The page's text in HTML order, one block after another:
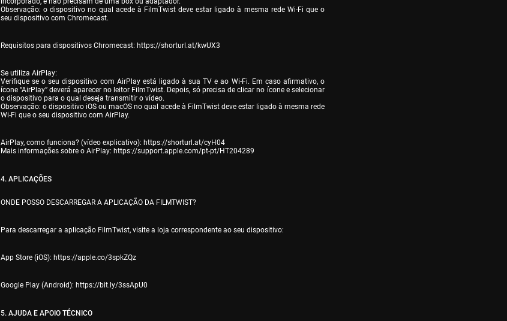
Observação: o dispositivo no qual acede à FilmTwist deve estar ligado à mesma rede Wi-Fi que o
seu dispositivo com Chromecast.
Requisitos para dispositivos Chromecast: https://shorturl.at/kwUX3
Se utiliza AirPlay:
Verifique se o seu dispositivo com AirPlay está ligado à sua TV e ao Wi-Fi. Em caso afirmativo, o
ícone “AirPlay” deverá aparecer no leitor FilmTwist. Depois, só precisa de clicar no ícone e selecionar
o dispositivo para o qual deseja transmitir o vídeo.
Observação: o dispositivo iOS ou macOS no qual acede à FilmTwist deve estar ligado à mesma rede
Wi-Fi que o seu dispositivo com AirPlay.
AirPlay, como funciona? (vídeo explicativo): https://shorturl.at/cyH04
Mais informações sobre o AirPlay: https://support.apple.com/pt-pt/HT204289
4. APLICAÇÕES
ONDE POSSO DESCARREGAR A APLICAÇÃO DA FILMTWIST?
Para descarregar a aplicação FilmTwist, visite a loja correspondente ao seu dispositivo:
App Store (iOS): https://apple.co/3spkZQz
Google Play (Android): https://bit.ly/3ssApU0
5. AJUDA E APOIO TÉCNICO